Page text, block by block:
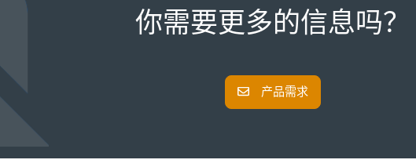
你需要更多的信息吗？
产品需求